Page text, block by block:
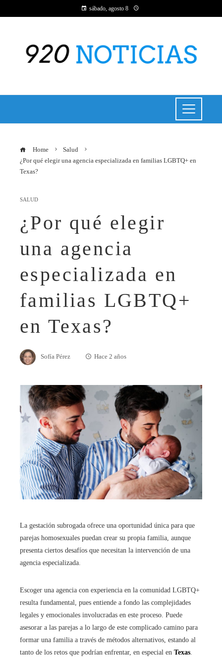
sábado, agosto 8
Home
Salud
¿Por qué elegir una agencia especializada en familias LGBTQ+ en
Texas?
SALUD
¿Por qué elegir
una agencia
especializada en
familias LGBTQ+
en Texas?
Sofía Pérez Hace 2 años
La gestación subrogada ofrece una oportunidad única para que
parejas homosexuales puedan crear su propia familia, aunque
presenta ciertos desafíos que necesitan la intervención de una
agencia especializada.
Escoger una agencia con experiencia en la comunidad LGBTQ+
resulta fundamental, pues entiende a fondo las complejidades
legales y emocionales involucradas en este proceso. Puede
asesorar a las parejas a lo largo de este complicado camino para
formar una familia a través de métodos alternativos, estando al
tanto de los retos que podrían enfrentar, en especial en Texas